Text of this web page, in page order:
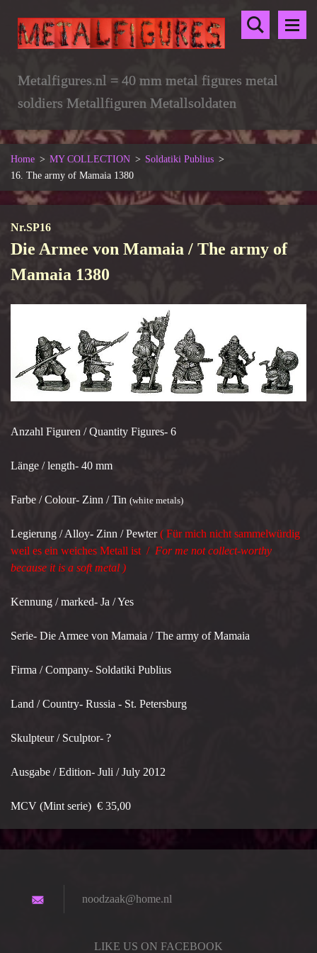
Metalfigures.nl = 40 mm metal figures metal
soldiers Metallfiguren Metallsoldaten
Home > MY COLLECTION > Soldatiki Publius >
16. The army of Mamaia 1380
Nr.SP16
Die Armee von Mamaia / The army of
Mamaia 1380
Anzahl Figuren / Quantity Figures- 6
Länge / length- 40 mm
Farbe / Colour- Zinn / Tin (white metals)
Legierung / Alloy- Zinn / Pewter( Für mich nicht sammelwürdig
weil es ein weiches Metall ist / For me not collect-worthy
because it is a soft metal )
Kennung / marked- Ja / Yes
Serie- Die Armee von Mamaia / The army of Mamaia
Firma / Company- Soldatiki Publius
Land / Country- Russia - St. Petersburg
Skulpteur / Sculptor- ?
Ausgabe / Edition- Juli / July 2012
MCV (Mint serie) € 35,00
noodzaak@home.nl
LIKE US ON FACEBOOK